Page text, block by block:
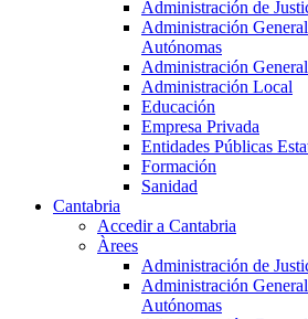
Administración de
Administración
Autónomas
Administración
Administración Local
Educación
Empresa Privada
Entidades Públicas
Formación
Sanidad
Cantabria
Accedir a Cantabria
Àrees
Administración de
Administración
Autónomas